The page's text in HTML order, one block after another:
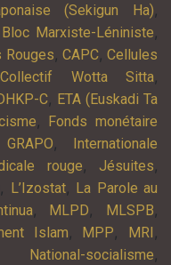
(Sekigun Ha),
Bloc Marxiste-Léniniste,
Rouges, CAPC,Cellules
Collectif Wotta Sitta,
C, ETA (Euskadi Ta
,
Fonds monétaire
GRAPO,
Internationale
rouge, Jésuites,
, L’Izostat, La Parole au
, MLPD, MLSPB,
Islam, MPP, MRI ,
National-socialisme,